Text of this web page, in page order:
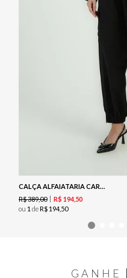
CALÇA ALFAIATARIA CARGO - PRETO
R$389,00 R$ 194 50
ou 1 deR$ 194 50
GANHE